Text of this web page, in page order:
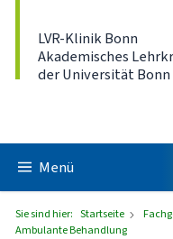
LVR-Klinik Bonn
Akademisches
der Universität Bonn
Menü
Sie sind hier: Startseite
Ambulante Behandlung